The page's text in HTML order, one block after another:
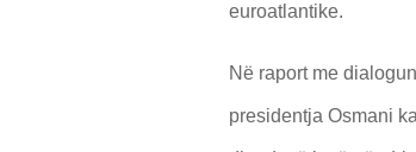
euroatlantike.
Në raport me
presidentja Osmani